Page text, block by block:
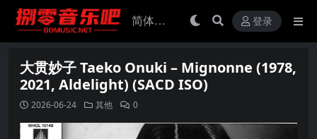
登录
大贯妙子 Taeko Onuki – Mignonne (1978,
2021, Aldelight) (SACD ISO)
2026-06-24 其他 0